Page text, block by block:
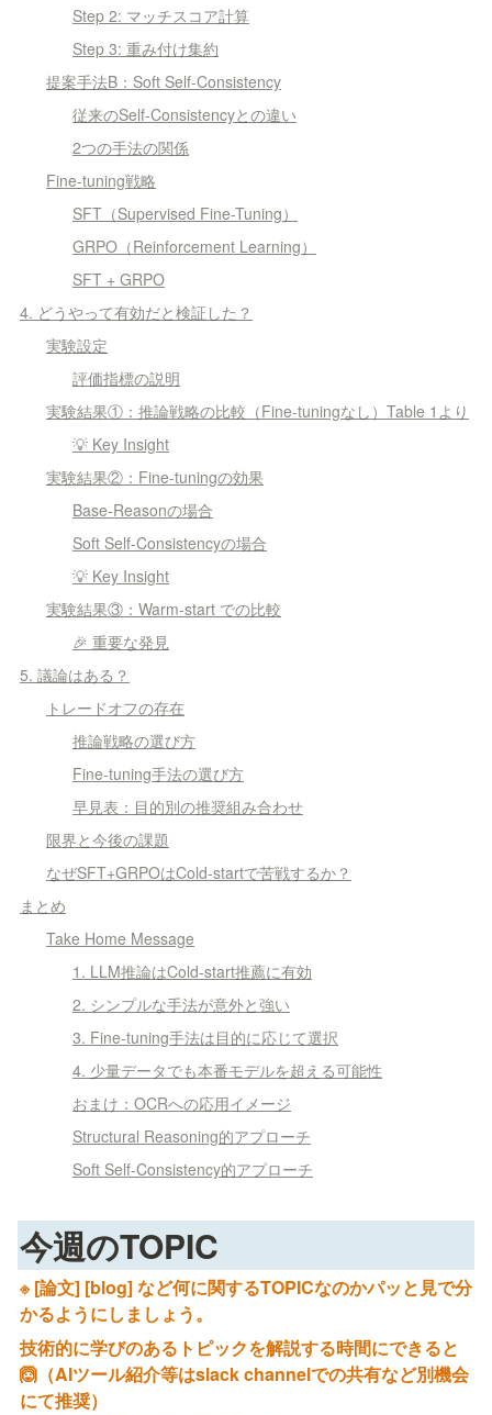
Step 2: マッチスコア計算
Step 3: 重み付け集約
提案手法B：Soft Self-Consistency
従来のSelf-Consistencyとの違い
2つの手法の関係
Fine-tuning戦略
SFT（Supervised Fine-Tuning）
GRPO（Reinforcement Learning）
SFT + GRPO
4. どうやって有効だと検証した？
実験設定
評価指標の説明
実験結果①：推論戦略の比較（Fine-tuningなし）Table 1より
💡 Key Insight
実験結果②：Fine-tuningの効果
Base-Reasonの場合
Soft Self-Consistencyの場合
💡 Key Insight
実験結果③：Warm-start での比較
🎉 重要な発見
5. 議論はある？
トレードオフの存在
推論戦略の選び方
Fine-tuning手法の選び方
早見表：目的別の推奨組み合わせ
限界と今後の課題
なぜSFT+GRPOはCold-startで苦戦するか？
まとめ
Take Home Message
1. LLM推論はCold-start推薦に有効
2. シンプルな手法が意外と強い
3. Fine-tuning手法は目的に応じて選択
4. 少量データでも本番モデルを超える可能性
おまけ：OCRへの応用イメージ
Structural Reasoning的アプローチ
Soft Self-Consistency的アプローチ
今週のTOPIC
※ [論文] [blog] など何に関するTOPICなのかパッと見で分
かるようにしましょう。
技術的に学びのあるトピックを解説する時間にできると
🙆（AIツール紹介等はslack channelでの共有など別機会
にて推奨）